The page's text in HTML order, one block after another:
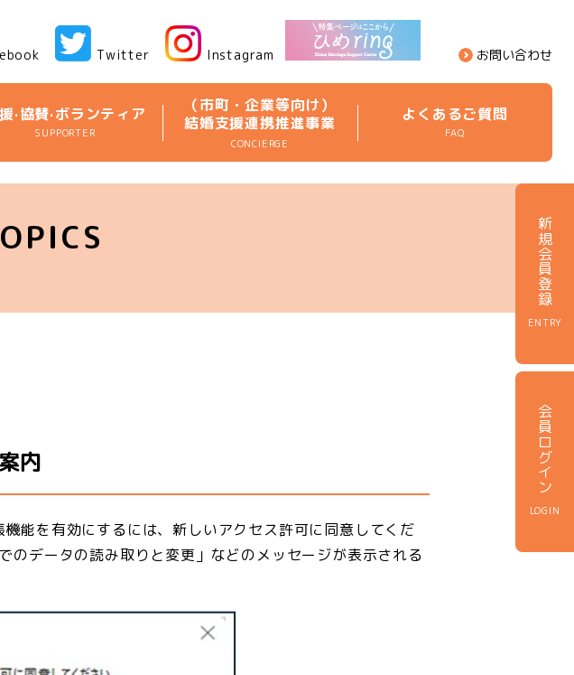
·協賛·ボランティア
SUPPORTER
（市町・企業等向け）
結婚支援連携推進事業
CONCIERGE
よくあるご質問
FAQ
お問い合わせ
Twitter Instagram
新規会員登録
ENTRY
会員ログイン
LOGIN
内
能を有効にするには、新しいアクセス許可に同意してくだ
データの読み取りと変更」などのメッセージが表示される